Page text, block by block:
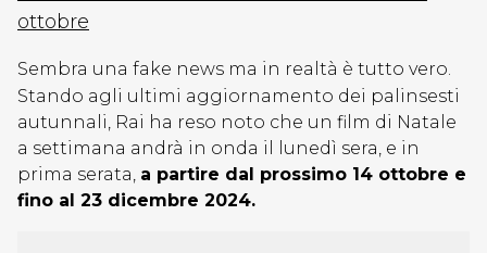
ottobre
Sembra una fake news ma in realtà è tutto vero.
Stando agli ultimi aggiornamento dei palinsesti
autunnali, Rai ha reso noto che un film di Natale
a settimana andrà in onda il lunedì sera, e in
prima serata, a partire dal prossimo 14 ottobre e
fino al 23 dicembre 2024.